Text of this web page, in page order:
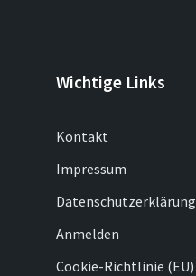
Wichtige Links
Kontakt
Impressum
Datenschutzerklärung
Anmelden
Cookie-Richtlinie (EU)